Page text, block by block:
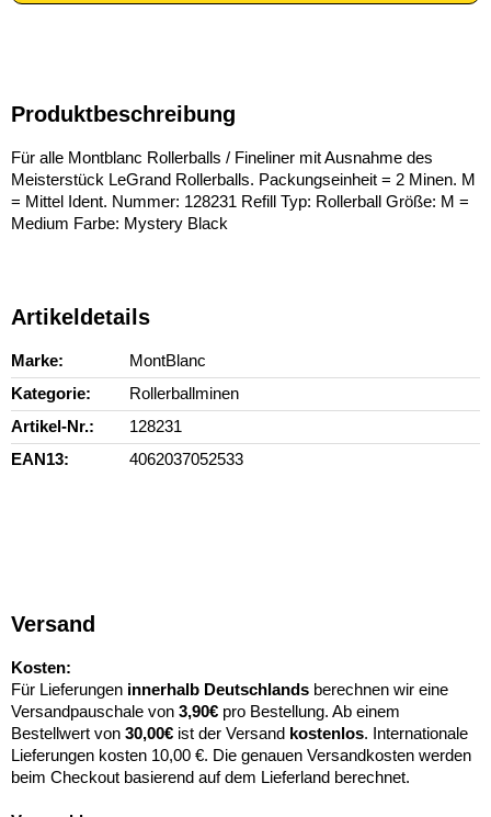
Produktbeschreibung
Für alle Montblanc Rollerballs / Fineliner mit Ausnahme des
Meisterstück LeGrand Rollerballs. Packungseinheit = 2 Minen. M
= Mittel Ident. Nummer: 128231 Refill Typ: Rollerball Größe: M =
Medium Farbe: Mystery Black
Artikeldetails
Marke
MontBlanc
Kategorie
Rollerballminen
Artikel-Nr.
128231
EAN13
4062037052533
Versand
Kosten:
Für Lieferungen innerhalb Deutschlands berechnen wir eine
Versandpauschale von 3,90€ pro Bestellung. Ab einem
Bestellwert von 30,00€ ist der Versand kostenlos. Internationale
Lieferungen kosten 10,00 €. Die genauen Versandkosten werden
beim Checkout basierend auf dem Lieferland berechnet.